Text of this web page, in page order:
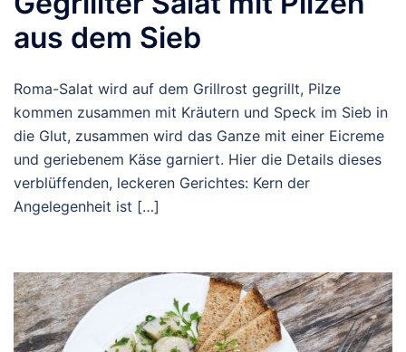
aus dem Sieb
Roma-Salat wird auf dem Grillrost gegrillt, Pilze
kommen zusammen mit Kräutern und Speck im Sieb in
die Glut, zusammen wird das Ganze mit einer Eicreme
und geriebenem Käse garniert. Hier die Details dieses
verblüffenden, leckeren Gerichtes: Kern der
Angelegenheit ist […]